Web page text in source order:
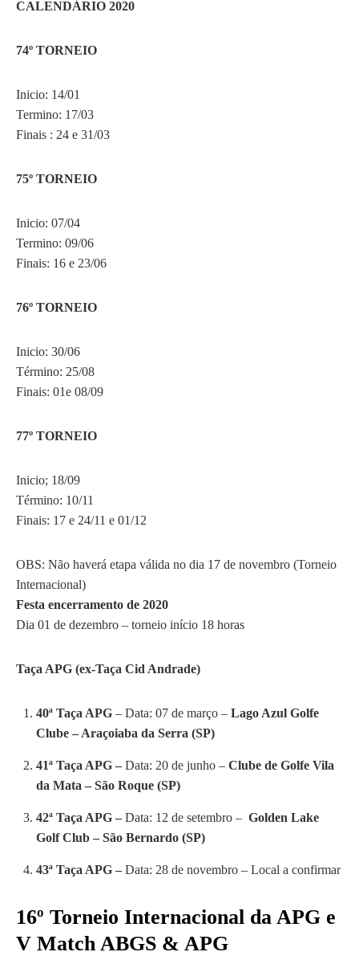
CALENDÁRIO 2020
74º TORNEIO
Inicio: 14/01
Termino: 17/03
Finais : 24 e 31/03
75º TORNEIO
Inicio: 07/04
Termino: 09/06
Finais: 16 e 23/06
76º TORNEIO
Inicio: 30/06
Término: 25/08
Finais: 01e 08/09
77º TORNEIO
Inicio; 18/09
Término: 10/11
Finais: 17 e 24/11 e 01/12
OBS: Não haverá etapa válida no dia 17 de novembro (Torneio
Internacional)
Festa encerramento de 2020
Dia 01 de dezembro – torneio início 18 horas
Taça APG (ex-Taça Cid Andrade)
40ª Taça APG – Data: 07 de março – Lago Azul Golfe
Clube – Araçoiaba da Serra (SP)
41ª Taça APG – Data: 20 de junho – Clube de Golfe Vila
da Mata – São Roque (SP)
42ª Taça APG – Data: 12 de setembro – Golden Lake
Golf Club – São Bernardo (SP)
43ª Taça APG – Data: 28 de novembro – Local a confirmar
16º Torneio Internacional da APG e
V Match ABGS & APG